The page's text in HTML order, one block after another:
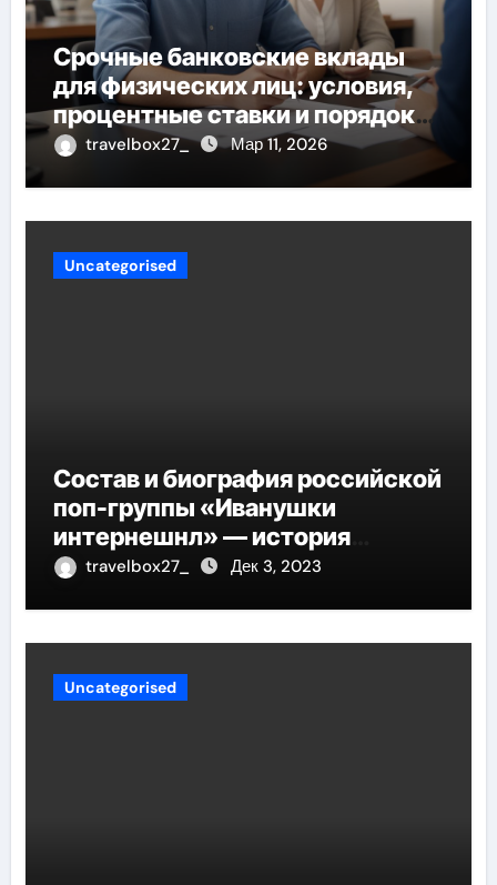
Срочные банковские вклады
для физических лиц: условия,
процентные ставки и порядок
открытия
travelbox27_ Мар 11, 2026
Uncategorised
Состав и биография российской
поп-группы «Иванушки
интернешнл» — история
успеха, музыка и судьбы
travelbox27_ Дек 3, 2023
Uncategorised